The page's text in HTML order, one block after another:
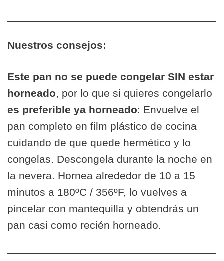
Nuestros consejos:
Este pan no se puede congelar SIN estar
horneado, por lo que si quieres congelarlo
es preferible ya horneado: Envuelve el
pan completo en film plástico de cocina
cuidando de que quede hermético y lo
congelas. Descongela durante la noche en
la nevera. Hornea alrededor de 10 a 15
minutos a 180ºC / 356ºF, lo vuelves a
pincelar con mantequilla y obtendrás un
pan casi como recién horneado.